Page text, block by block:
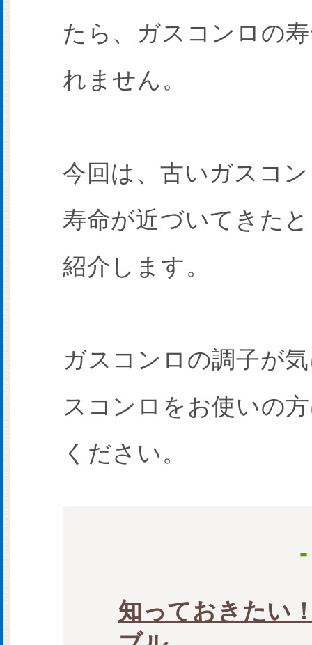
たら、ガスコンロの
れません。
今回は、古いガスコ
寿命が近づいてきた
紹介します。
ガスコンロの調子が
スコンロをお使いの
ください。
知っておきたい